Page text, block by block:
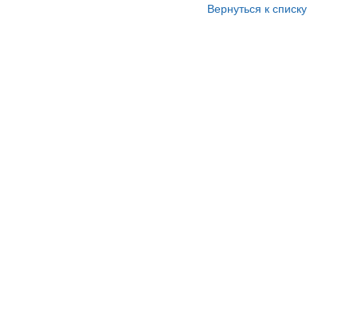
Вернуться к списку